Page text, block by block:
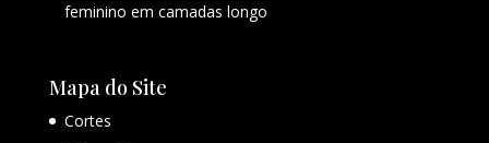
feminino em camadas longo
Mapa do Site
Cortes